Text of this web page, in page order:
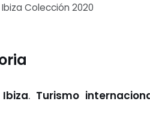
Colección 2020
Ibiza. Turismo